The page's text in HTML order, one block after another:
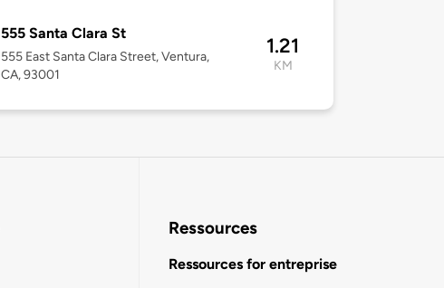
555 Santa Clara St
555 East Santa Clara Street, Ventura,
CA, 93001
1.21
KM
Ressources
Ressources for entreprise